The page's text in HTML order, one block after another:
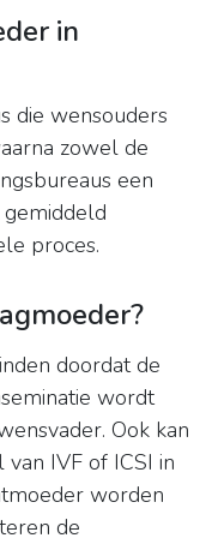
in
die wensouders
zowel de
een
proces.
doordat de
wordt
Ook kan
IVF of ICSI in
worden
de